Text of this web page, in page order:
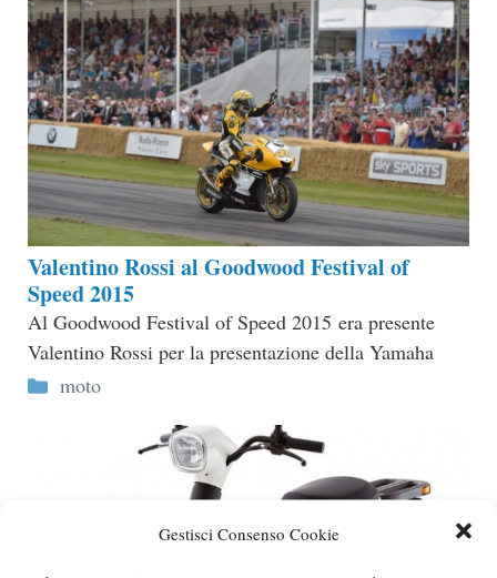
Gestisci Consenso Cookie
Valentino Rossi al Goodwood Festival of
Speed 2015
Al Goodwood Festival of Speed 2015 era presente
Valentino Rossi per la presentazione della Yamaha
Categorie
moto